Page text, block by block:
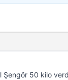
Şengör 50 kilo